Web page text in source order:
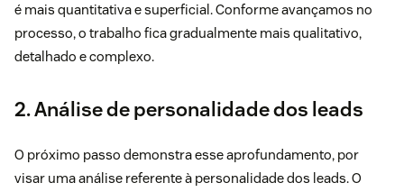
é mais quantitativa e superficial. Conforme avançamos no
processo, o trabalho fica gradualmente mais qualitativo,
detalhado e complexo.
2. Análise de personalidade dos leads
O próximo passo demonstra esse aprofundamento, por
visar uma análise referente à personalidade dos leads. O